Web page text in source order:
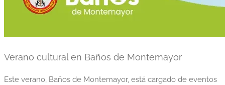
Verano cultural en Baños de Montemayor
Este verano, Baños de Montemayor, está cargado de eventos